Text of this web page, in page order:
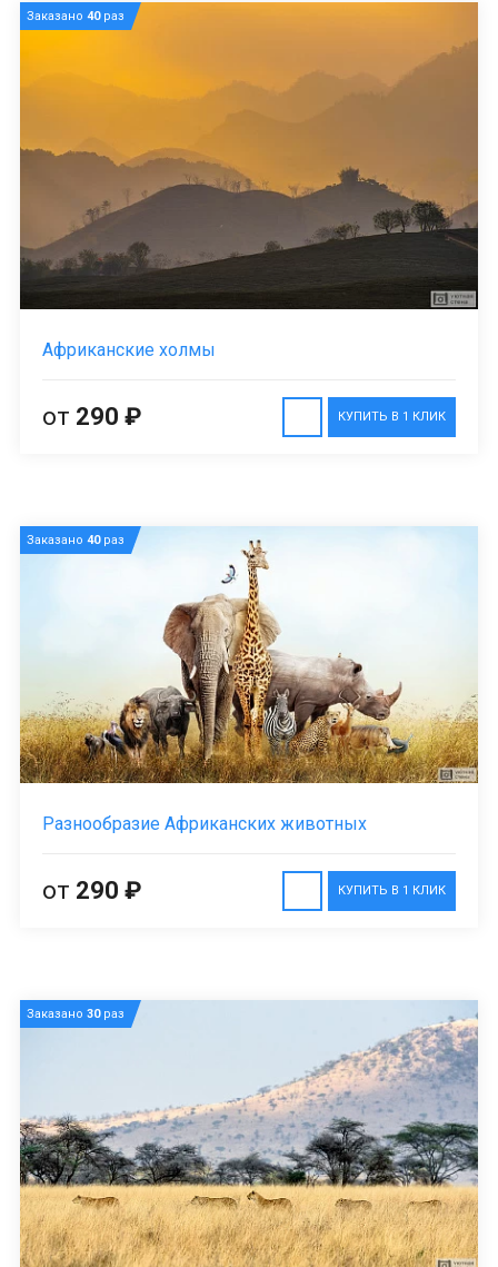
Заказано 40раз
Африканские холмы
КУПИТЬ В 1 КЛИК
от 290 ₽
Заказано 40раз
Разнообразие Африканских животных
КУПИТЬ В 1 КЛИК
от 290 ₽
Заказано 30раз